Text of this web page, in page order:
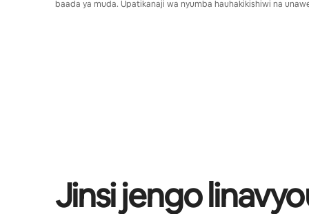
baada ya muda. Upatikanaji wa nyumba hauhakikishiwi na
Jinsi jengo